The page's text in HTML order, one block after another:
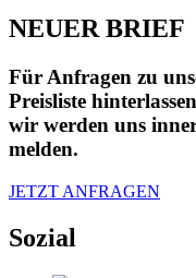
NEUER BRIEF
Für Anfragen zu
Preisliste
wir werden uns
melden.
JETZT ANFRAGEN
Sozial